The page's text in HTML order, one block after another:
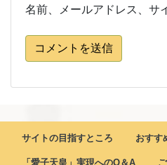
名前、メールアドレス、サ
コメントを送信
サイトの目指すところ おすす
「愛子天皇」実現へのQ＆A